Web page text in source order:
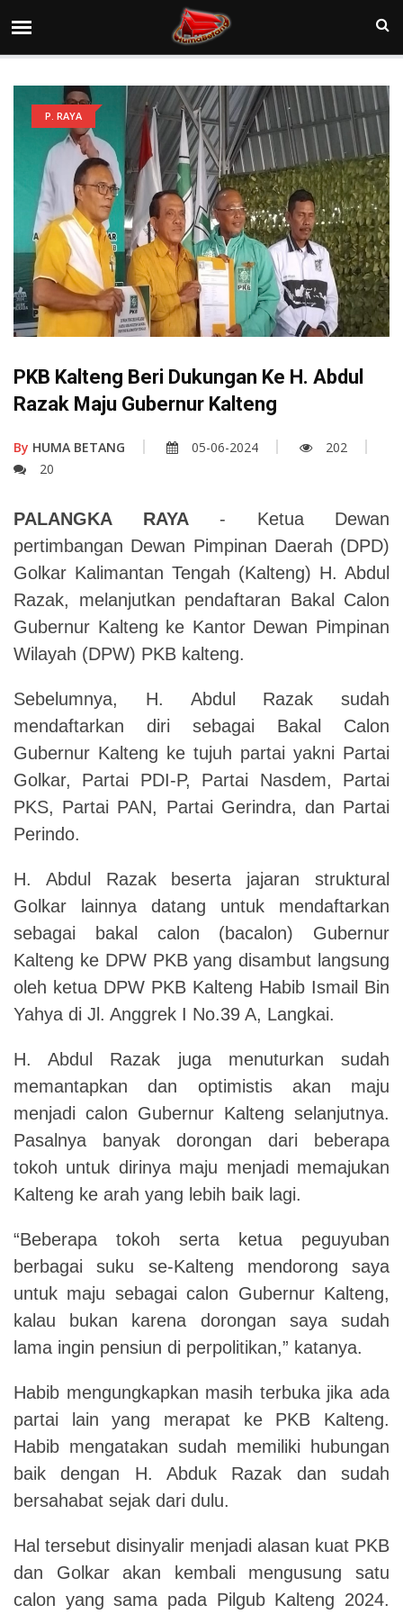
P. RAYA
PKB Kalteng Beri Dukungan Ke H. Abdul
Razak Maju Gubernur Kalteng
By HUMA BETANG 05-06-2024
202
20
PALANGKA RAYA- Ketua Dewan
pertimbangan Dewan Pimpinan Daerah (DPD)
Golkar Kalimantan Tengah (Kalteng) H. Abdul
Razak, melanjutkan pendaftaran Bakal Calon
Gubernur Kalteng ke Kantor Dewan Pimpinan
Wilayah (DPW) PKB kalteng.
Sebelumnya, H. Abdul Razak sudah
mendaftarkan diri sebagai Bakal Calon
Gubernur Kalteng ke tujuh partai yakni Partai
Golkar, Partai PDI-P, Partai Nasdem, Partai
PKS, Partai PAN, Partai Gerindra, dan Partai
Perindo.
H. Abdul Razak beserta jajaran struktural
Golkar lainnya datang untuk mendaftarkan
sebagai bakal calon (bacalon) Gubernur
Kalteng ke DPW PKB yang disambut langsung
oleh ketua DPW PKB Kalteng Habib Ismail Bin
Yahya di Jl. Anggrek I No.39 A, Langkai.
H. Abdul Razak juga menuturkan sudah
memantapkan dan optimistis akan maju
menjadi calon Gubernur Kalteng selanjutnya.
Pasalnya banyak dorongan dari beberapa
tokoh untuk dirinya maju menjadi memajukan
Kalteng ke arah yang lebih baik lagi.
“Beberapa tokoh serta ketua peguyuban
berbagai suku se-Kalteng mendorong saya
untuk maju sebagai calon Gubernur Kalteng,
kalau bukan karena dorongan saya sudah
lama ingin pensiun di perpolitikan,” katanya.
Habib mengungkapkan masih terbuka jika ada
partai lain yang merapat ke PKB Kalteng.
Habib mengatakan sudah memiliki hubungan
baik dengan H. Abduk Razak dan sudah
bersahabat sejak dari dulu.
Hal tersebut disinyalir menjadi alasan kuat PKB
dan Golkar akan kembali mengusung satu
calon yang sama pada Pilgub Kalteng 2024.